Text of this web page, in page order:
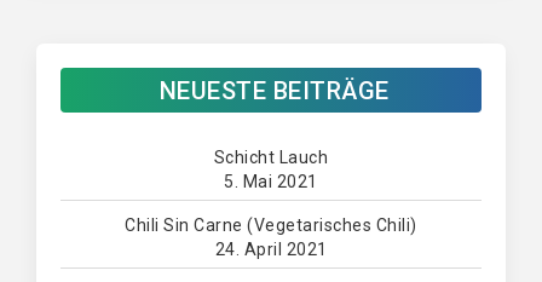
NEUESTE BEITRÄGE
Schicht Lauch
5. Mai 2021
Chili Sin Carne (Vegetarisches Chili)
24. April 2021